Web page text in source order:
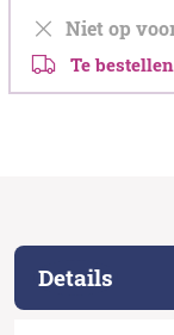
Niet op
Te bestellen
Details